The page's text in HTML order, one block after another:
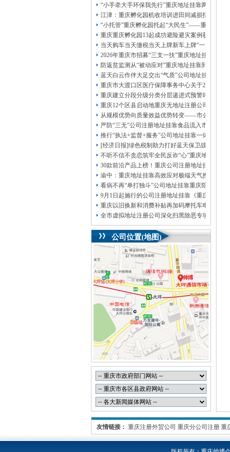
本公司注册公司：
“小手牵大手环保我先行”重庆地址挂靠两江新区
江津：重庆孵化园机收培训进田间减损指导保丰收
“小托管”重庆孵化园托起“大民生”——重庆假期
重庆重庆孵化园13起成功避险避灾案例获应急管
当天购车当天缴税当天上牌新车上牌“一网通办”
2026年重庆市招募“三支一扶”重庆地址挂靠计划
防返贫监测从“被动应对”重庆地址挂靠到“主动
蓝天白云作伴大足交出“气质”公司地址挂靠答卷
重庆市大渡口区医疗保障事务中心关于2026年
重庆建立分段分级分类分层递进式预警叫应机制
重庆12个区县启动地重庆无地址注册公司质灾
从规模优势向质量效益优势转变——市公司注册
严防“三无”公司注册地址挂靠食品流入市场大
推行“执法+监督+服务”公司地址挂靠一体化新模
[经济日报]绿色税制助力打好蓝天保卫战
不听不信不贪恋筑牢全民反诈“心”重庆地址挂
30款前沿产品上榜！重庆公司注册地址挂靠第二
渝中：重庆地址挂靠高效应对极端天气携手筑牢
看病不再“单打独斗”公司地址挂靠重庆陪诊服务升
9月1日起施行的公司注册地址挂靠《重庆市预
重庆以旧换新和消费补贴再加码摩托车电动自行
全市虚拟地址注册公司深化扫黑除恶专项斗争部
公司位置(地图)
友情链接： 重庆注册外贸公司 重庆分公司注册 重